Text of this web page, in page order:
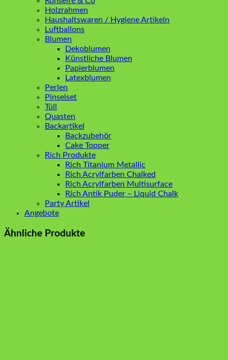
Holzrahmen
Haushaltswaren / Hygiene Artikeln
Luftballons
Blumen
Dekoblumen
Künstliche Blumen
Papierblumen
Latexblumen
Perlen
Pinselset
Tüll
Quasten
Backartikel
Backzubehör
Cake Topper
Rich Produkte
Rich Titanium Metallic
Rich Acrylfarben Chalked
Rich Acrylfarben Multisurface
Rich Antik Puder – Liquid Chalk
Party Artikel
Angebote
Ähnliche Produkte